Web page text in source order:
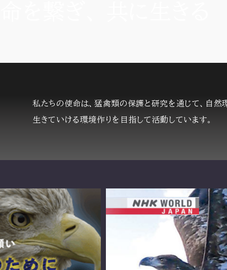
私たちの使命は、猛禽類の保護と研究を通じて、自然
生きていける環境作りを目指して活動しています。